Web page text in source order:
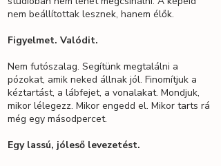
nem beállítottak lesznek, hanem élők.
Figyelmet. Valódit.
Nem futószalag. Segítünk megtalálni a
pózokat, amik neked állnak jól. Finomítjuk a
kéztartást, a lábfejet, a vonalakat. Mondjuk,
mikor lélegezz. Mikor engedd el. Mikor tarts rá
még egy másodpercet.
Egy lassú, jóleső levezetést.